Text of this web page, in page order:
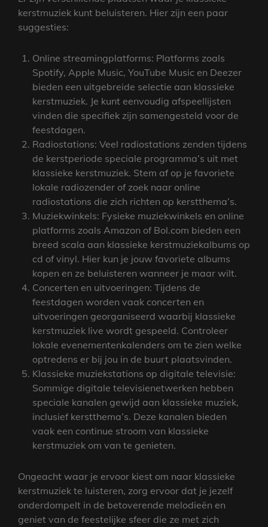
kerstmuziek kunt beluisteren. Hier zijn een paar
suggesties:
Online streamingplatforms: Platforms zoals
Spotify, Apple Music, YouTube Music en Deezer
bieden een uitgebreide selectie aan klassieke
kerstmuziek. Je kunt eenvoudig afspeellijsten
vinden die specifiek zijn samengesteld voor de
feestdagen.
Radiostations: Veel radiostations zenden tijdens
de kerstperiode speciale programma’s uit met
klassieke kerstmuziek. Stem af op je favoriete
lokale radiozender of zoek naar online
radiostations die zich richten op kerstthema’s.
Muziekwinkels: Fysieke muziekwinkels en online
platforms zoals Amazon of Bol.com bieden een
breed scala aan klassieke kerstmuziekalbums op
cd of vinyl. Hier kun je jouw favoriete albums
kopen en ze beluisteren wanneer je maar wilt.
Concerten en uitvoeringen: Tijdens de
feestdagen worden vaak concerten en
uitvoeringen georganiseerd waarbij klassieke
kerstmuziek live wordt gespeeld. Controleer
lokale evenementenkalenders om te zien welke
optredens er bij jou in de buurt plaatsvinden.
Klassieke muziekstations op digitale televisie:
Sommige digitale televisienetwerken hebben
speciale kanalen gewijd aan klassieke muziek,
inclusief kerstthema’s. Deze kanalen bieden
vaak een continue stroom van klassieke
kerstmuziek om van te genieten.
Ongeacht waar je ervoor kiest om naar klassieke
kerstmuziek te luisteren, zorg ervoor dat je jezelf
onderdompelt in de betoverende melodieën en
geniet van de feestelijke sfeer die ze met zich